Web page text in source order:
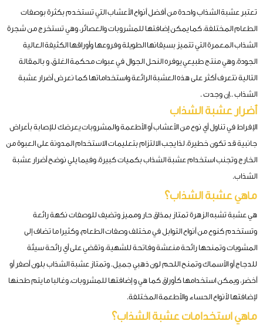
تعتبر عشبة الشذاب واحدة من أفضل أنواع الأعشاب التي تستخدم بكثرة بوصفات
الطعام المختلفة، كما يمكن إضافتها للمشروبات والعصائر، وهي تستخرج من شجرة
الشذاب المعمرة التي تتميز بسيقانها الطويلة وفروعها وأوراقها الكثيفة العالية
الجودة، وهي منتج طبيعي يوفره النحل الجوال في عبوات محكمة الغلق، و بالمقالة
التالية نتعرف أكثر على هذه العشبة الرائعة واستخداماتها كما نعرض أضرار عشبة
الشذاب ..إن وجدت .
أضرار عشبة الشذاب
الإفراط في تناول أي نوع من الأعشاب أو الأطعمة والمشروبات يعرضك للإصابة بأعراض
جانبية قد تكون خطيرة، لذا يجب الالتزام بتعليمات الاستخدام المدونة على العبوة من
الخارج وتجنب استخدام عشبة الشذاب بكميات كبيرة، وفيما يلي نوضحأضرار عشبة
الشذاب.
ماهي عشبة الشذاب؟
هي عشبة تشبه الزهرة تمتاز بمذاق حار ومميز وتضيف للوصفات نكهة رائعة
وتستخدم كنوع من أنواع التوابل في مختلف وصفات الطعام، وكثيرا ما تضاف إلى
المشويات وتمنحها رائحة منعشة وفاتحة للشهية، وتقضي على أي رائحة سيئة
للدجاج أو الأسماك وتمنح اللحم لون ذهبي جميل. وتمتاز عشبة الشذاب بلون أصفر أو
أخضر، ويمكن استخدامها كأوراق كما هي و إضافتها للمشروبات، وغالبا ما يتم طحنها
لإضافتها لأنواع الحساء والأطعمة المختلفة.
ماهي استخدامات عشبة الشذاب؟